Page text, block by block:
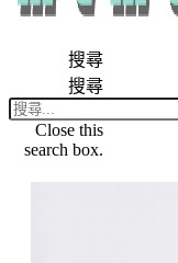
搜尋
搜尋
Close this
search box.